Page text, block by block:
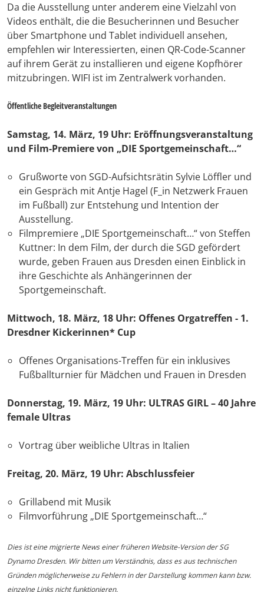
Da die Ausstellung unter anderem eine Vielzahl von
Videos enthält, die die Besucherinnen und Besucher
über Smartphone und Tablet individuell ansehen,
empfehlen wir Interessierten, einen QR-Code-Scanner
auf ihrem Gerät zu installieren und eigene Kopfhörer
mitzubringen. WIFI ist im Zentralwerk vorhanden.
Öffentliche Begleitveranstaltungen
Samstag, 14. März, 19 Uhr: Eröffnungsveranstaltung
und Film-Premiere von „DIE Sportgemeinschaft…“
Grußworte von SGD-Aufsichtsrätin Sylvie Löffler und
ein Gespräch mit Antje Hagel (F_in Netzwerk Frauen
im Fußball) zur Entstehung und Intention der
Ausstellung.
Filmpremiere „DIE Sportgemeinschaft…“ von Steffen
Kuttner: In dem Film, der durch die SGD gefördert
wurde, geben Frauen aus Dresden einen Einblick in
ihre Geschichte als Anhängerinnen der
Sportgemeinschaft.
Mittwoch, 18. März, 18 Uhr: Offenes Orgatreffen - 1.
Dresdner Kickerinnen* Cup
Offenes Organisations-Treffen für ein inklusives
Fußballturnier für Mädchen und Frauen in Dresden
Donnerstag, 19. März, 19 Uhr: ULTRAS GIRL – 40 Jahre
female Ultras
Vortrag über weibliche Ultras in Italien
Freitag, 20. März, 19 Uhr: Abschlussfeier
Grillabend mit Musik
Filmvorführung „DIE Sportgemeinschaft…“
Dies ist eine migrierte News einer früheren Website-Version der SG
Dynamo Dresden. Wir bitten um Verständnis, dass es aus technischen
Gründen möglicherweise zu Fehlern in der Darstellung kommen kann bzw.
einzelne Links nicht funktionieren.